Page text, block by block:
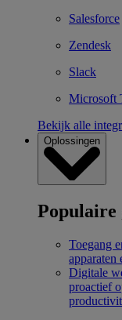
Salesforce
Zendesk
Slack
Microsoft
Bekijk alle
Oplossingen
Populaire
Toegang
Digitale
proactief